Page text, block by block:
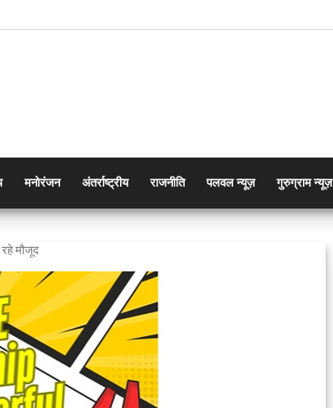
मनोरंजन अंतर्राष्ट्रीय राजनीति पलवल न्यूज़ गुरुग्राम न्यूज़
मौजूद